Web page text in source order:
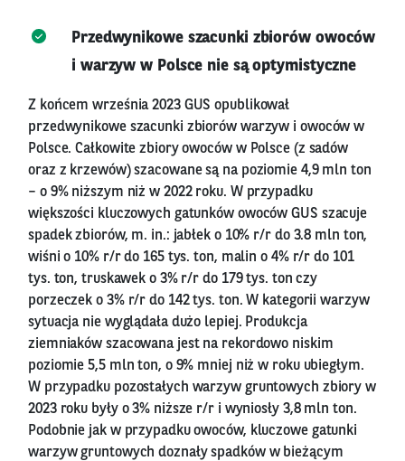
Przedwynikowe szacunki zbiorów owoców
i warzyw w Polsce nie są optymistyczne
Z końcem września 2023 GUS opublikował
przedwynikowe szacunki zbiorów warzyw i owoców w
Polsce. Całkowite zbiory owoców w Polsce (z sadów
oraz z krzewów) szacowane są na poziomie 4,9 mln ton
– o 9% niższym niż w 2022 roku. W przypadku
większości kluczowych gatunków owoców GUS szacuje
spadek zbiorów, m. in.: jabłek o 10% r/r do 3.8 mln ton,
wiśni o 10% r/r do 165 tys. ton, malin o 4% r/r do 101
tys. ton, truskawek o 3% r/r do 179 tys. ton czy
porzeczek o 3% r/r do 142 tys. ton. W kategorii warzyw
sytuacja nie wyglądała dużo lepiej. Produkcja
ziemniaków szacowana jest na rekordowo niskim
poziomie 5,5 mln ton, o 9% mniej niż w roku ubiegłym.
W przypadku pozostałych warzyw gruntowych zbiory w
2023 roku były o 3% niższe r/r i wyniosły 3,8 mln ton.
Podobnie jak w przypadku owoców, kluczowe gatunki
warzyw gruntowych doznały spadków w bieżącym